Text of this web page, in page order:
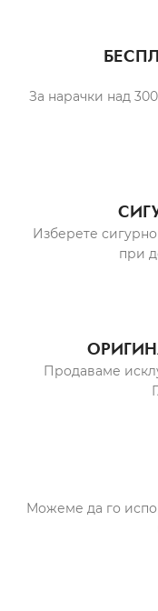
За нарачки над
Изберете
при
Продаваме
Можеме да го